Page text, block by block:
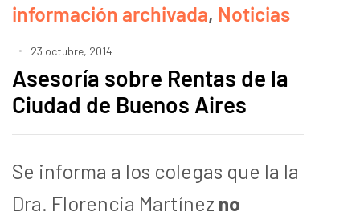
información archivada, Noticias
23 octubre, 2014
Asesoría sobre Rentas de la
Ciudad de Buenos Aires
Se informa a los colegas que la la
Dra. Florencia Martínez no